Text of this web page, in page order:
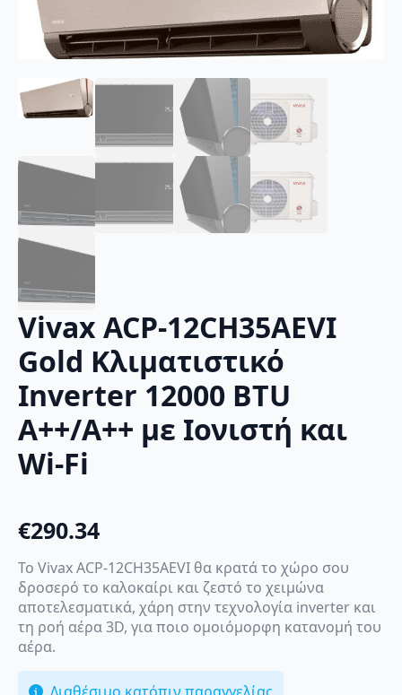
Vivax ACP-12CH35AEVI
Gold Κλιματιστικό
Inverter 12000 BTU
A++/A++ με Ιονιστή και
Wi-Fi
€290.34
Το Vivax ACP-12CH35AEVI θα κρατά το χώρο σου
δροσερό το καλοκαίρι και ζεστό το χειμώνα
αποτελεσματικά, χάρη στην τεχνολογία inverter και
τη ροή αέρα 3D, για ποιο ομοιόμορφη κατανομή του
αέρα.